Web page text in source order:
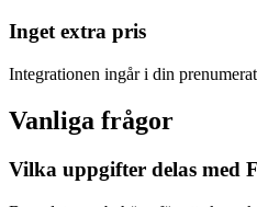
Inget extra pris
Integrationen ingår i din
Vanliga frågor
Vilka uppgifter delas med